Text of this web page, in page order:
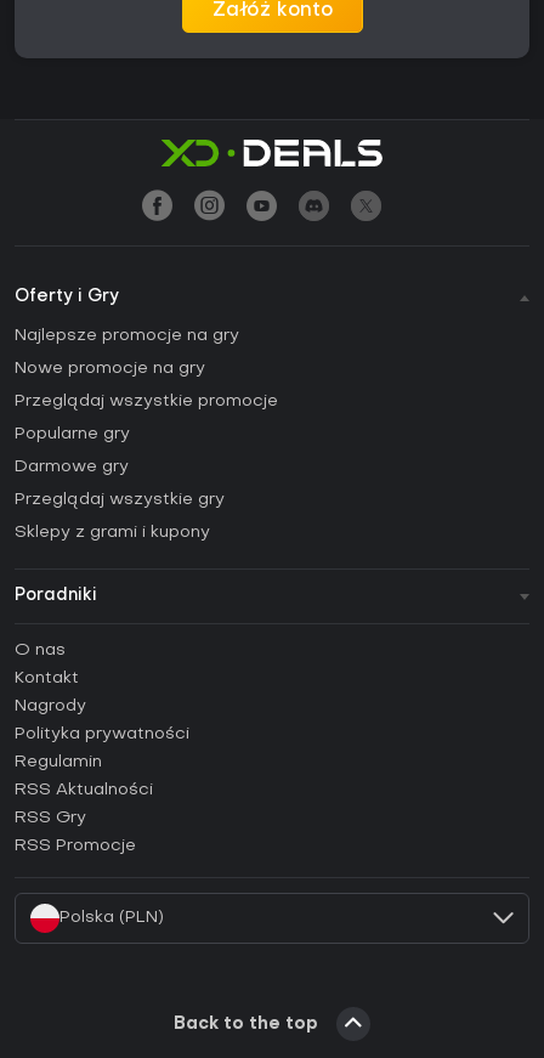
Załóż konto
Oferty i Gry
Najlepsze promocje na gry
Nowe promocje na gry
Przeglądaj wszystkie promocje
Popularne gry
Darmowe gry
Przeglądaj wszystkie gry
Sklepy z grami i kupony
Poradniki
Poradniki
Jak aktywować klucz Steam (CD Key)?
Jak aktywować klucz Epic Games (CD Key)?
Jak aktywować klucz GOG (CD Key)?
Jak aktywować klucz Ubisoft Connect (CD Key)?
O nas
Kontakt
Nagrody
Polityka prywatności
Regulamin
RSS Aktualności
RSS Gry
RSS Promocje
Polska (PLN)
Back to the top